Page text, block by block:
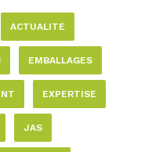
ACTUALITE
EMBALLAGES
EXPERTISE
JAS